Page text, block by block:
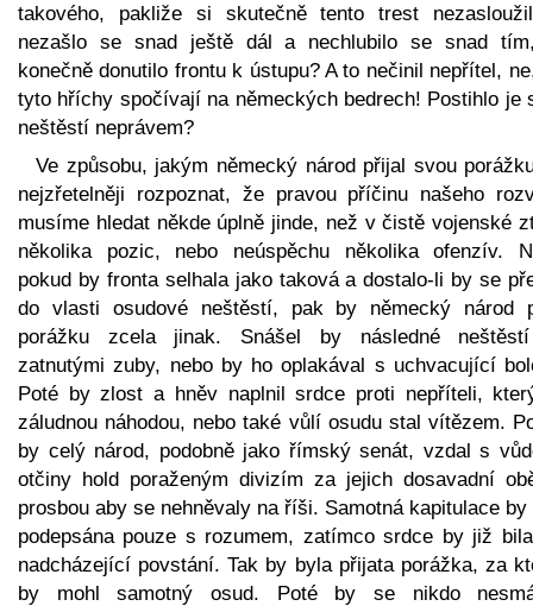
takového, pakliže si skutečně tento trest
nezašlo se snad ještě dál a nechlubilo se snad
konečně donutilo frontu k ústupu? A to nečinil nepřítel,
tyto hříchy spočívají na německých bedrech! Postihlo je
neštěstí neprávem?
Ve způsobu, jakým německý národ přijal svou
nejzřetelněji rozpoznat, že pravou příčinu našeho
musíme hledat někde úplně jinde, než v čistě vojenské
několika pozic, nebo neúspěchu několika ofenzív.
pokud by fronta selhala jako taková a dostalo-li by se
do vlasti osudové neštěstí, pak by německý národ
porážku zcela jinak. Snášel by následné
zatnutými zuby, nebo by ho oplakával s uchvacující
Poté by zlost a hněv naplnil srdce proti nepříteli,
záludnou náhodou, nebo také vůlí osudu stal vítězem.
by celý národ, podobně jako římský senát, vzdal s
otčiny hold poraženým divizím za jejich dosavadní
prosbou aby se nehněvaly na říši. Samotná kapitulace by
podepsána pouze s rozumem, zatímco srdce by již
nadcházející povstání. Tak by byla přijata porážka, za
by mohl samotný osud. Poté by se nikdo